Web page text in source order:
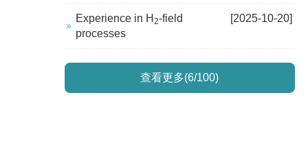
[2025-10-20]
Experience in H 2-field
processes
查看更多(6/100)